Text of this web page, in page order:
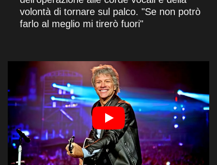
volontà di tornare sul palco. "Se non potrò
farlo al meglio mi tirerò fuori"